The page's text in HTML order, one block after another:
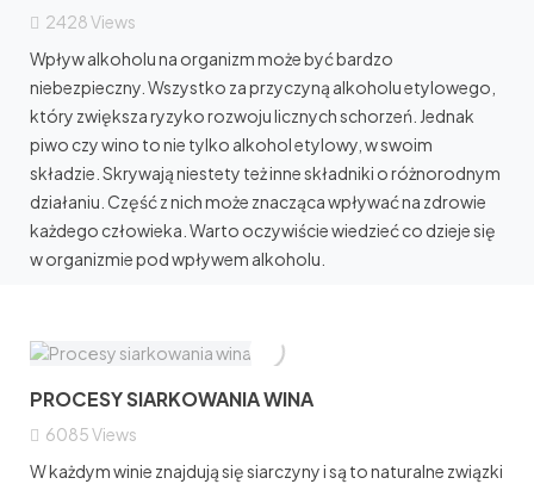
2428Views
Wpływ alkoholu na organizm może być bardzo
niebezpieczny. Wszystko za przyczyną alkoholu etylowego,
który zwiększa ryzyko rozwoju licznych schorzeń. Jednak
piwo czy wino to nie tylko alkohol etylowy, w swoim
składzie. Skrywają niestety też inne składniki o różnorodnym
działaniu. Część z nich może znacząca wpływać na zdrowie
każdego człowieka. Warto oczywiście wiedzieć co dzieje się
w organizmie pod wpływem alkoholu.
PROCESY SIARKOWANIA WINA
6085Views
W każdym winie znajdują się siarczyny i są to naturalne związki